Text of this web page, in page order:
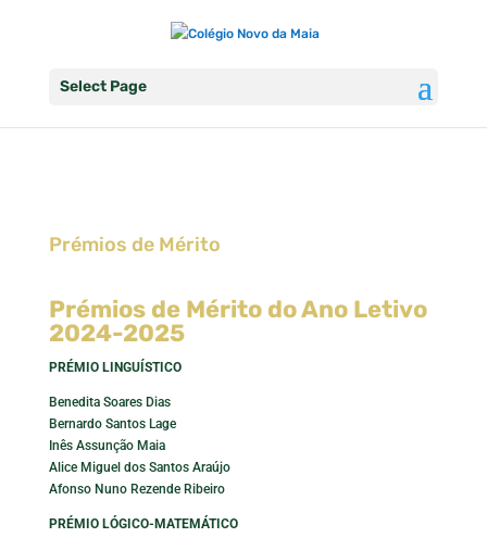
Select Page
Prémios de Mérito
Prémios de Mérito do Ano Letivo
2024-2025
PRÉMIO LINGUÍSTICO
Benedita Soares Dias
Bernardo Santos Lage
Inês Assunção Maia
Alice Miguel dos Santos Araújo
Afonso Nuno Rezende Ribeiro
PRÉMIO LÓGICO-MATEMÁTICO